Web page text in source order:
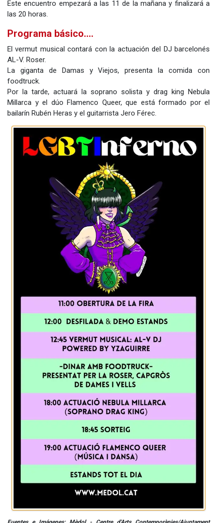
Este encuentro empezará a las 11 de la mañana y finalizará a
las 20 horas.
Programa básico....
El vermut musical contará con la actuación del DJ barcelonés
AL-V. Roser.
La giganta de Damas y Viejos, presenta la comida con
foodtruck.
Por la tarde, actuará la soprano solista y drag king Nebula
Millarca y el dúo Flamenco Queer, que está formado por el
bailarín Rubén Heras y el guitarrista Jero Férec.